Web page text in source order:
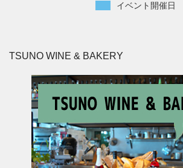
イベント開催日
TSUNO WINE & BAKERY